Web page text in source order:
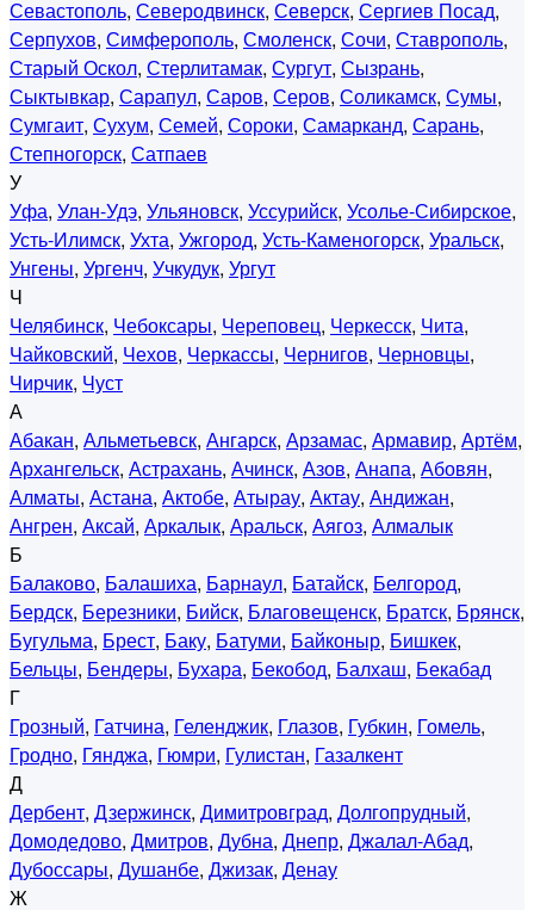
Севастополь, Северодвинск, Северск, Сергиев Посад,
Серпухов, Симферополь, Смоленск, Сочи, Ставрополь,
Старый Оскол, Стерлитамак, Сургут, Сызрань,
Сыктывкар, Сарапул, Саров, Серов, Соликамск, Сумы,
Сумгаит, Сухум, Семей, Сороки, Самарканд, Сарань,
Степногорск, Сатпаев
У
Уфа, Улан-Удэ, Ульяновск, Уссурийск, Усолье-Сибирское,
Усть-Илимск, Ухта, Ужгород, Усть-Каменогорск, Уральск,
Унгены, Ургенч, Учкудук, Ургут
Ч
Челябинск, Чебоксары, Череповец, Черкесск, Чита,
Чайковский, Чехов, Черкассы, Чернигов, Черновцы,
Чирчик, Чуст
А
Абакан, Альметьевск, Ангарск, Арзамас, Армавир, Артём,
Архангельск, Астрахань, Ачинск, Азов, Анапа, Абовян,
Алматы, Астана, Актобе, Атырау, Актау, Андижан,
Ангрен, Аксай, Аркалык, Аральск, Аягоз, Алмалык
Б
Балаково, Балашиха, Барнаул, Батайск, Белгород,
Бердск, Березники, Бийск, Благовещенск, Братск, Брянск,
Бугульма, Брест, Баку, Батуми, Байконыр, Бишкек,
Бельцы, Бендеры, Бухара, Бекобод, Балхаш, Бекабад
Г
Грозный, Гатчина, Геленджик, Глазов, Губкин, Гомель,
Гродно, Гянджа, Гюмри, Гулистан, Газалкент
Д
Дербент, Дзержинск, Димитровград, Долгопрудный,
Домодедово, Дмитров, Дубна, Днепр, Джалал-Абад,
Дубоссары, Душанбе, Джизак, Денау
Ж